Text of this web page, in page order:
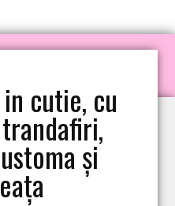
cutie, cu
și